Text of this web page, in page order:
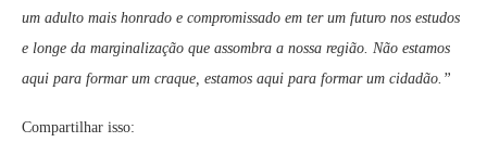
um adulto mais honrado e compromissado em ter um futuro nos estudos
e longe da marginalização que assombra a nossa região. Não estamos
aqui para formar um craque, estamos aqui para formar um cidadão.”
Compartilhar isso: